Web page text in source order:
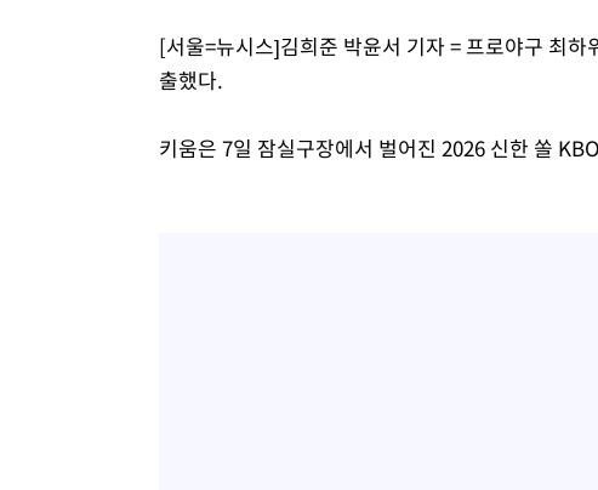
[서울=뉴시스]김희준 박윤서 기자 = 프로야구 최
출했다.
키움은 7일 잠실구장에서 벌어진 2026 신한 쏠